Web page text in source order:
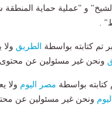
و "عملية حماية
.
تم كتابته بواسطة الطريق
ونحن غير مسئولين عن محتوى
كتابته بواسطة مصر اليوم ولا
ونحن غير مسئولين عن